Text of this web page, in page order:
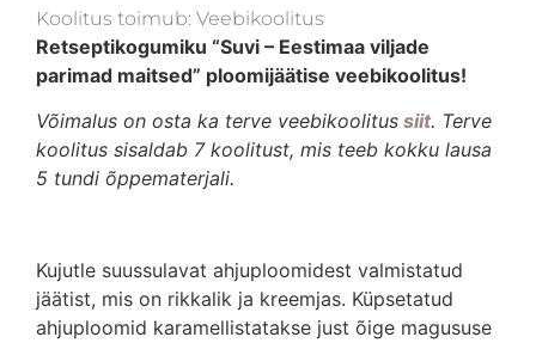
Koolitus toimub: Veebikoolitus
Retseptikogumiku “Suvi – Eestimaa viljade
parimad maitsed” ploomijäätise veebikoolitus!
Võimalus on osta ka terve veebikoolitus siit. Terve
koolitus sisaldab 7 koolitust, mis teeb kokku lausa
5 tundi õppematerjali.
Kujutle suussulavat ahjuploomidest valmistatud
jäätist, mis on rikkalik ja kreemjas. Küpsetatud
ahjuploomid karamellistatakse just õige magususe